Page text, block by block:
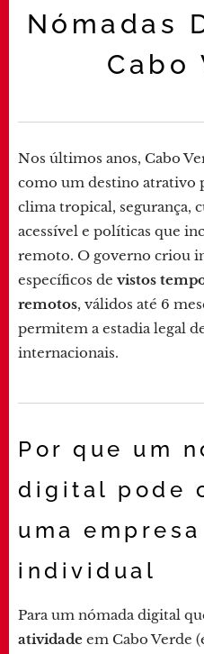
Nómadas
Cabo
Nos últimos anos, Cabo
como um destino atrativo
clima tropical, segurança,
acessível e políticas que
remoto. O governo criou
específicos de vistos
remotos, válidos até 6
permitem a estadia legal
internacionais.
Por que um
digital pode
uma
individual
Para um nómada digital
atividade em Cabo Verde